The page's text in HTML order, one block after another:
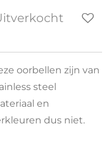
oorbellen zijn van
steel
en
dus niet.